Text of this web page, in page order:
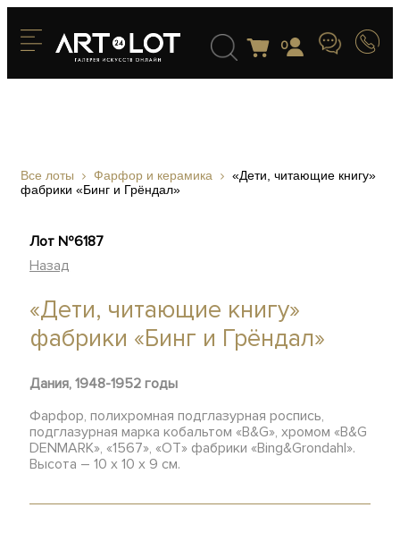
0
Все лоты Фарфор и керамика
«Дети, читающие книгу»
фабрики «Бинг и Грёндал»
Лот №6187
Назад
«Дети, читающие книгу»
фабрики «Бинг и Грёндал»
Дания, 1948-1952 годы
Фарфор, полихромная подглазурная роспись,
подглазурная марка кобальтом «B&G», хромом «B&G
DENMARK», «1567», «ОТ» фабрики «Bing&Grondahl».
Высота – 10 х 10 х 9 см.